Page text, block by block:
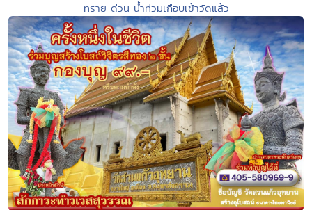
ทราย ด่วน น้ำท่วมเกือบเข้าวัดแล้ว